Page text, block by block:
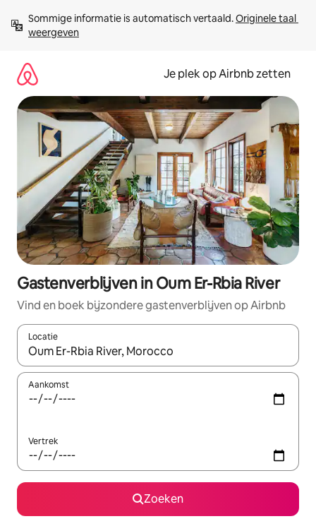
direct
naar
Sommige informatie is automatisch vertaald. Originele taal
weergeven
Je plek op Airbnb zetten
Gastenverblijven in Oum Er-Rbia River
Vind en boek bijzondere gastenverblijven op Airbnb
Locatie
Wanneer er resultaten beschikbaar zijn, maak je een keuze
Aankomst
Vertrek
Zoeken